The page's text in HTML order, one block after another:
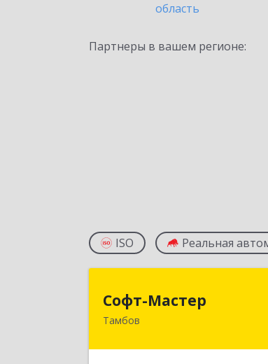
область
Партнеры в вашем регионе:
ISO Реальная
Софт-Мастер
Тамбов392000, Тамбовская обл,